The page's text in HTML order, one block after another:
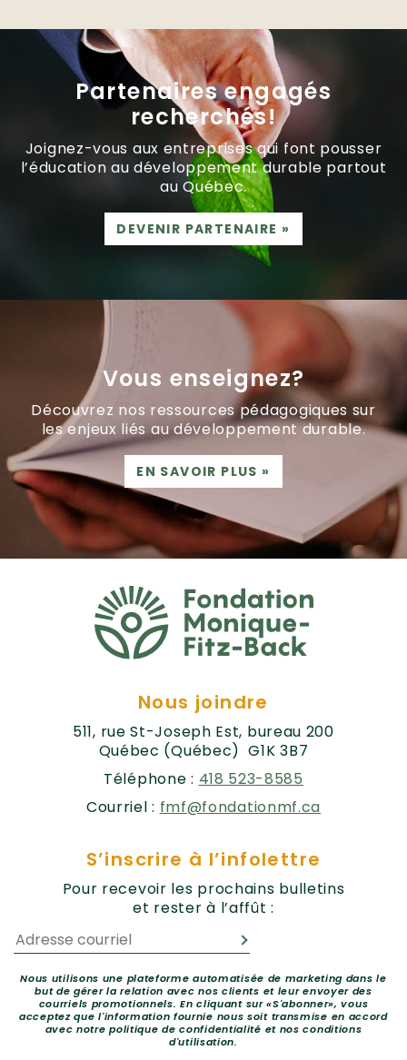
Partenaires engagés
recherchés!
Joignez-vous aux entreprises qui font pousser
l’éducation au développement durable partout
au Québec.
DEVENIR PARTENAIRE »
Vous enseignez?
Découvrez nos ressources pédagogiques sur
les enjeux liés au développement durable.
EN SAVOIR PLUS »
Nous joindre
511, rue St-Joseph Est, bureau 200
Québec (Québec) G1K 3B7
Téléphone : 418 523-8585
Courriel : fmf@fondationmf.ca
S’inscrire à l’infolettre
Pour recevoir les prochains bulletins
et rester à l’affût :
Nous utilisons une plateforme automatisée de marketing dans le
but de gérer la relation avec nos clients et leur envoyer des
courriels promotionnels. En cliquant sur «S'abonner», vous
acceptez que l'information fournie nous soit transmise en accord
avec notre politique de confidentialité et nos conditions
d'utilisation.